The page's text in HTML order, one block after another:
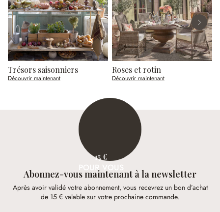
Trésors saisonniers
Découvrir maintenant
Roses et rotin
Découvrir maintenant
15 €
POUR VOUS
Abonnez-vous maintenant à la newsletter
Après avoir validé votre abonnement, vous recevrez un bon d’achat
de 15 € valable sur votre prochaine commande.